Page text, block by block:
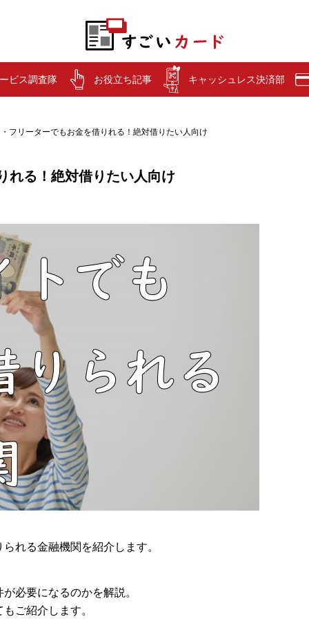
ビス調査隊 お役立ち記事 キャッシュレス決済部
フリーターでもお金を借りれる！絶対借りたい人向け
れる！絶対借りたい人向け
れる金融機関を紹介します。
必要になるのかを解説。
ご紹介します。